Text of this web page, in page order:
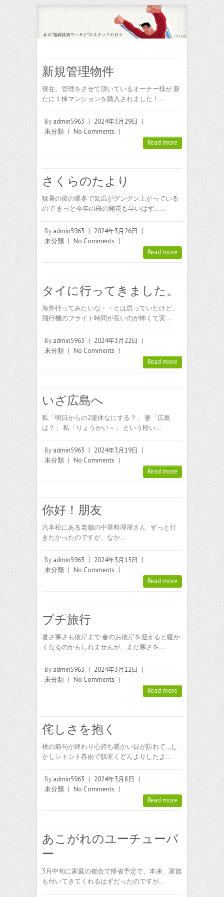
新規管理物件
現在、管理をさせて頂いているオーナー様が 新
たに１棟マンションを購入されました！…
By admin5963 | 2024年3月29日
|
未分類 | No Comments |
Read more
さくらのたより
猛暑の後の暖冬で気温がグングン上がっている
ので きっと今年の桜の開花も早いはず……
By admin5963 | 2024年3月26日
|
未分類 | No Comments |
Read more
タイに行ってきました。
海外行ってみたいな・・とは思っていたけど、
飛行機のフライト時間が長いのが怖くて実…
By admin5963 | 2024年3月22日
|
未分類 | No Comments |
Read more
いざ広島へ
私「明日からの2連休なにする？」 妻「広島
は？」 私「りょうかい～」 という軽い…
By admin5963 | 2024年3月19日
|
未分類 | No Comments |
Read more
你好！朋友
六本松にある老舗の中華料理屋さん ずっと行
きたかったのですが、なか…
By admin5963 | 2024年3月15日
|
未分類 | No Comments |
Read more
プチ旅行
暑さ寒さも彼岸まで 春のお彼岸を迎えると暖か
くなるのかもしれませんが、まだ寒さを…
By admin5963 | 2024年3月12日
|
未分類 | No Comments |
Read more
侘しさを抱く
桃の節句が終わり心持ち暖かい日が訪れて…し
かしシトシト春雨で肌寒くどんよりしたよ…
By admin5963 | 2024年3月8日
|
未分類 | No Comments |
Read more
あこがれのユーチューバ
ー
3月中旬に家庭の都合で帰省予定で、本来、家族
も付いてきてくれるはずだったのですが…